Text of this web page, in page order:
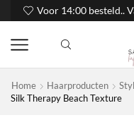
Voor 14:00 besteld..
Home Haarproducten
Silk Therapy Beach Texture